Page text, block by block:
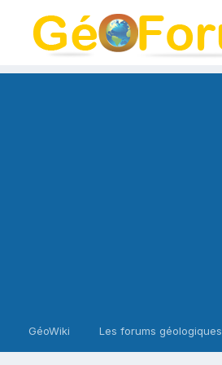
GéoWiki Les forums géologiques